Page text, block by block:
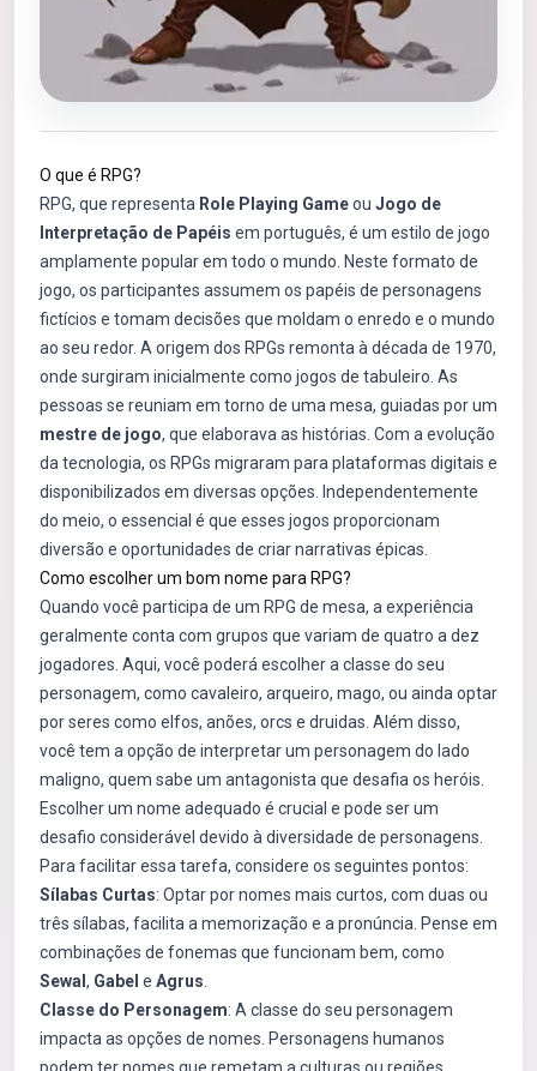
O que é RPG?
RPG, que representa Role Playing Gameou Jogo de
Interpretação de Papéis em português, é um estilo de jogo
amplamente popular em todo o mundo. Neste formato de
jogo, os participantes assumem os papéis de personagens
fictícios e tomam decisões que moldam o enredo e o mundo
ao seu redor. A origem dos RPGs remonta à década de 1970,
onde surgiram inicialmente como jogos de tabuleiro. As
pessoas se reuniam em torno de uma mesa, guiadas por um
mestre de jogo, que elaborava as histórias. Com a evolução
da tecnologia, os RPGs migraram para plataformas digitais e
disponibilizados em diversas opções. Independentemente
do meio, o essencial é que esses jogos proporcionam
diversão e oportunidades de criar narrativas épicas.
Como escolher um bom nome para RPG?
Quando você participa de um RPG de mesa, a experiência
geralmente conta com grupos que variam de quatro a dez
jogadores. Aqui, você poderá escolher a classe do seu
personagem, como cavaleiro, arqueiro, mago, ou ainda optar
por seres como elfos, anões, orcs e druidas. Além disso,
você tem a opção de interpretar um personagem do lado
maligno, quem sabe um antagonista que desafia os heróis.
Escolher um nome adequado é crucial e pode ser um
desafio considerável devido à diversidade de personagens.
Para facilitar essa tarefa, considere os seguintes pontos:
Sílabas Curtas: Optar por nomes mais curtos, com duas ou
três sílabas, facilita a memorização e a pronúncia. Pense em
combinações de fonemas que funcionam bem, como
Sewal , Gabel e Agrus
Classe do Personagem: A classe do seu personagem
impacta as opções de nomes. Personagens humanos